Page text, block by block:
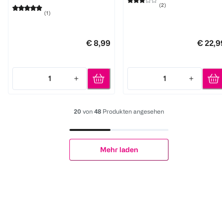
(1)
€ 8,99
1
Quantity: 1
(2)
€
1
Quantity: 1
20 von 48 Produkten angesehen
Mehr laden